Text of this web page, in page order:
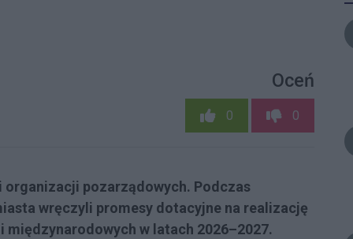
Oceń
0 0
organizacji pozarządowych. Podczas
wręczyli promesy dotacyjne na realizację
w latach 2026–2027.